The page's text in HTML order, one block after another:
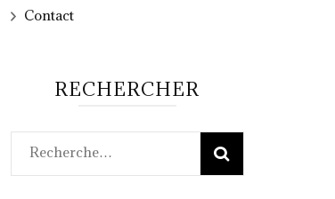
Contact
RECHERCHER
Rechercher :